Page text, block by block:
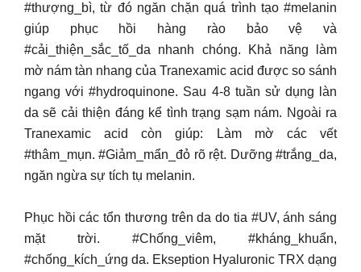
#thượng_bì, từ đó ngăn chặn quá trình tạo #melanin
giúp phục hồi hàng rào bảo vệ và
#cải_thiện_sắc_tố_da nhanh chóng. Khả năng làm
mờ nám tàn nhang của Tranexamic acid được so sánh
ngang với #hydroquinone. Sau 4-8 tuần sử dụng làn
da sẽ cải thiện đáng kể tình trạng sạm nám. Ngoài ra
Tranexamic acid còn giúp: Làm mờ các vết
#thâm_mụn. #Giảm_mẩn_đỏ rõ rệt. Dưỡng #trắng_da,
ngăn ngừa sự tích tụ melanin.
Phục hồi các tổn thương trên da do tia #UV, ánh sáng
mặt trời. #Chống_viêm, #kháng_khuẩn,
#chống_kích_ứng da. Ekseption Hyaluronic TRX dạng